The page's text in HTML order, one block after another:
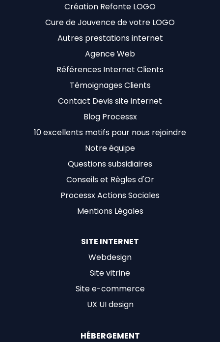
Création Refonte LOGO
Cure de Jouvence de votre LOGO
Autres prestations internet
Agence Web
Références Internet Clients
Témoignages Clients
Contact Devis site internet
Blog Processx
10 excellents motifs pour nous rejoindre
Notre équipe
Questions subsidiaires
Conseils et Règles d'Or
Processx Actions Sociales
Mentions Légales
SITE INTERNET
Webdesign
Site vitrine
Site e-commerce
UX UI design
HÉBERGEMENT